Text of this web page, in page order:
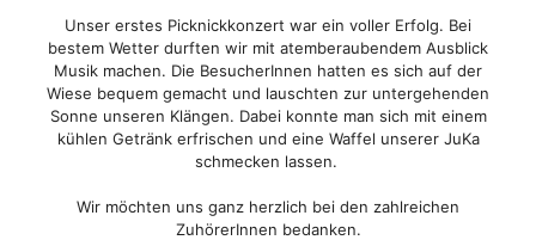
Unser erstes Picknickkonzert war ein voller Erfolg. Bei
bestem Wetter durften wir mit atemberaubendem Ausblick
Musik machen. Die BesucherInnen hatten es sich auf der
Wiese bequem gemacht und lauschten zur untergehenden
Sonne unseren Klängen. Dabei konnte man sich mit einem
kühlen Getränk erfrischen und eine Waffel unserer JuKa
schmecken lassen.
Wir möchten uns ganz herzlich bei den zahlreichen
ZuhörerInnen bedanken.